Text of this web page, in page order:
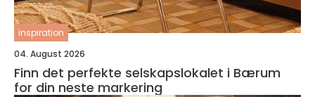
inspiration
04. August 2026
Finn det perfekte selskapslokalet i Bærum
for din neste markering